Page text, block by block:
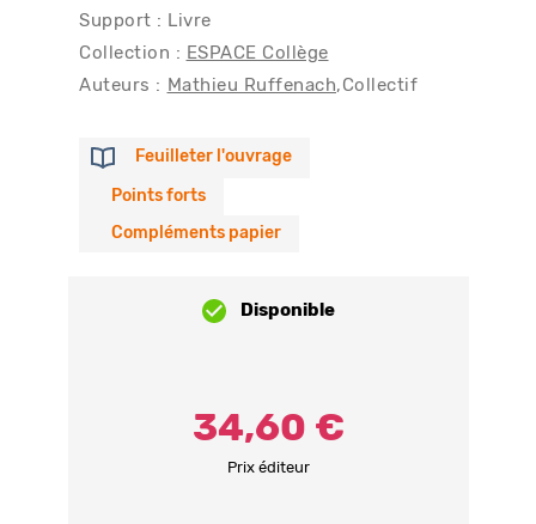
Support : Livre
Collection : ESPACE Collège
Auteurs : Mathieu Ruffenach Collectif
Feuilleter l'ouvrage
Points forts
Compléments papier
Disponible
Prix éditeur
34,60 €